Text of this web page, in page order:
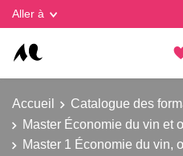
Aller à
Accueil Catalogue des
Master Économie du vin et
Master 1 Économie du vin,
Gestion des cookies